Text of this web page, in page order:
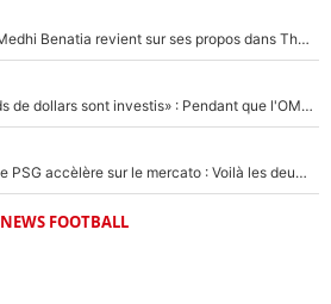
«Ç'a a été mal interprêté» : Medhi Benatia revient sur ses propos dans The Bridge et précise ses conditions pour rejoindre le PSG !
«Des milliards et des milliards de dollars sont investis» : Pendant que l'OM est en pleine crise financière, Frank McCourt lance un nouveau projet à 260M€ !
Après Maghnes Akliouche, le PSG accèlère sur le mercato : Voilà les deux nouvelles recrues qui vont signer la semaine prochaine ?
NEWS FOOTBALL